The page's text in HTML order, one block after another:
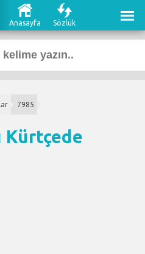
Anasayfa Sözlük
7985
Kürtçede